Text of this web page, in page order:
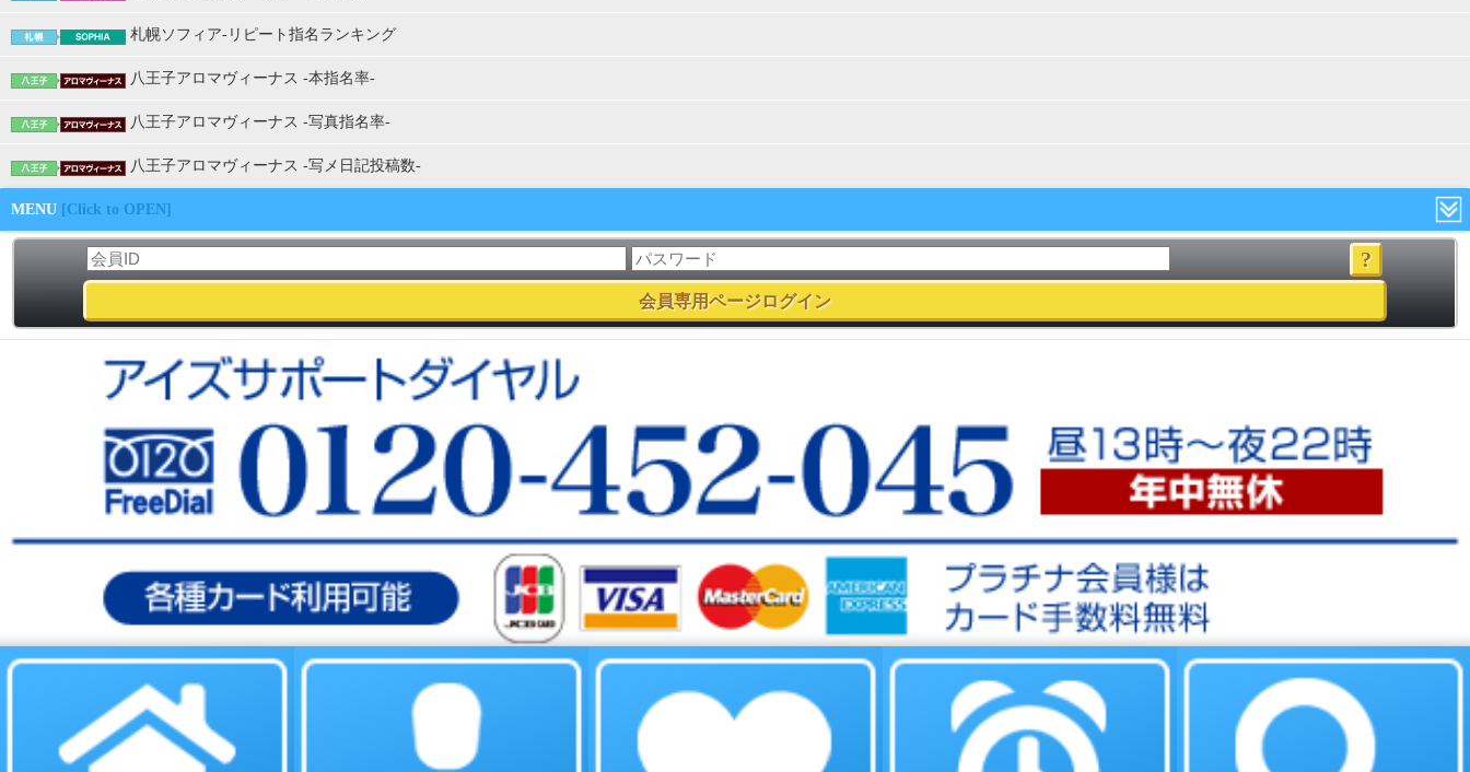
札幌ソフィア-リピート指名ランキング
八王子アロマヴィーナス -本指名率-
八王子アロマヴィーナス -写真指名率-
八王子アロマヴィーナス -写メ日記投稿数-
MENU [Click to OPEN]
会社概要
copyright©2003 EYES GROUP All Rights Reserved.